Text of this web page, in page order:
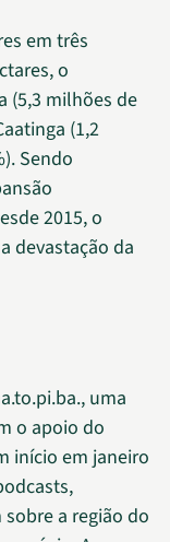
em três
o
(5,3 milhões de
(1,2
Sendo
2015, o
devastação da
uma
o apoio do
início em janeiro
a região do